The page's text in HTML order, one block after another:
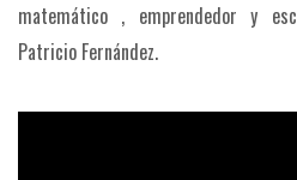
matemático , emprendedor y
Patricio Fernández.